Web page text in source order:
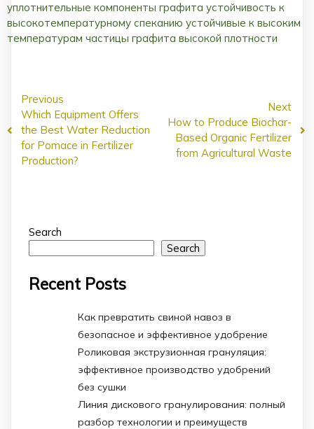
уплотнительные компоненты графита устойчивость к
высокотемпературному спеканию устойчивые к высоким
температурам частицы графита высокой плотности
Previous
Which Equipment Offers
the Best Water Reduction
for Pomace in Fertilizer
Production?
Next
How to Produce Biochar-
Based Organic Fertilizer
from Agricultural Waste
Search
Search
Recent Posts
Как превратить свиной навоз в
безопасное и эффективное удобрение
Роликовая экструзионная грануляция:
эффективное производство удобрений
без сушки
Линия дискового гранулирования: полный
разбор технологии и преимуществ